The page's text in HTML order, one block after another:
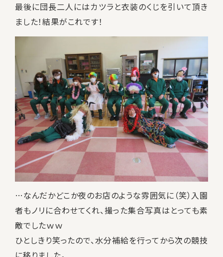
最後に団長二人にはカツラと衣装のくじを引いて頂き
ました！結果がこれです！
…なんだかどこか夜のお店のような雰囲気に（笑）入園
者もノリに合わせてくれ、撮った集合写真はとっても素
敵でしたｗｗ
ひとしきり笑ったので、水分補給を行ってから次の競技